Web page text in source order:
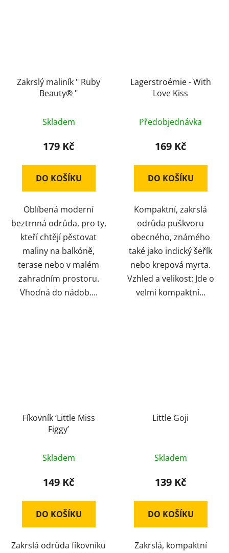
Zakrslý maliník " Ruby
Beauty® "
Skladem
179 Kč
DO KOŠÍKU
Oblíbená moderní
beztrnná odrůda, pro ty,
kteří chtějí pěstovat
maliny na balkóně,
terase nebo v malém
zahradním prostoru.
Vhodná do nádob....
Lagerstroémie - With
Love Kiss
Předobjednávka
169 Kč
DO KOŠÍKU
Kompaktní, zakrslá
odrůda puškvoru
obecného, známého
také jako indický šeřík
nebo krepová myrta.
Vzhled a velikost: Jde o
velmi kompaktní...
Fíkovník ‘Little Miss
Figgy’
Skladem
149 Kč
DO KOŠÍKU
Zakrslá odrůda fíkovníku
Little Goji
Skladem
139 Kč
DO KOŠÍKU
Zakrslá, kompaktní